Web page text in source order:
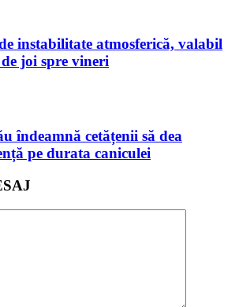
instabilitate atmosferică, valabil
joi spre vineri
îndeamnă cetățenii să dea
pe durata caniculei